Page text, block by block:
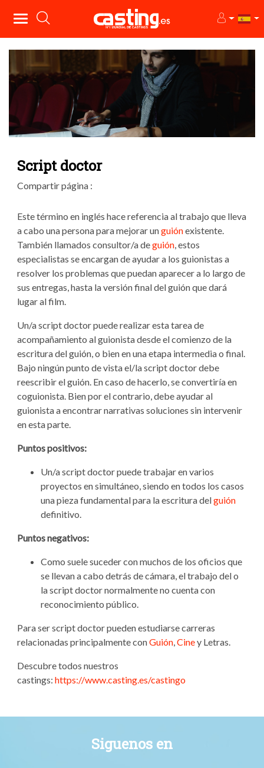
Script doctor
Compartir página :
Este término en inglés hace referencia al trabajo que lleva
a cabo una persona para mejorar unguiónexistente.
También llamados consultor/a deguión , estos
especialistas se encargan de ayudar a los guionistas a
resolver los problemas que puedan aparecer a lo largo de
sus entregas, hasta la versión final del guión que dará
lugar al film.
Un/a script doctor puede realizar esta tarea de
acompañamiento al guionista desde el comienzo de la
escritura del guión, o bien en una etapa intermedia o final.
Bajo ningún punto de vista el/la script doctor debe
reescribir el guión. En caso de hacerlo, se convertiría en
coguionista. Bien por el contrario, debe ayudar al
guionista a encontrar narrativas soluciones sin intervenir
en esta parte.
Puntos positivos:
Un/a script doctor puede trabajar en varios
proyectos en simultáneo, siendo en todos los casos
una pieza fundamental para la escritura delguión
definitivo.
Puntos negativos:
Como suele suceder con muchos de los oficios que
se llevan a cabo detrás de cámara, el trabajo del o
la script doctor normalmente no cuenta con
reconocimiento público.
Para ser script doctor pueden estudiarse carreras
relacionadas principalmente conGuión Ciney Letras.
Descubre todos nuestros
castings: https://www.casting.es/castingo
Siguenos en